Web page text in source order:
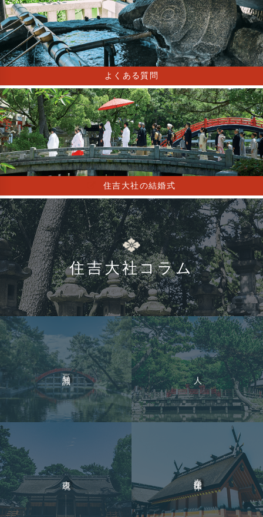
よくある質問
住吉大社の結婚式
住吉大社コラム
豆知識
表現